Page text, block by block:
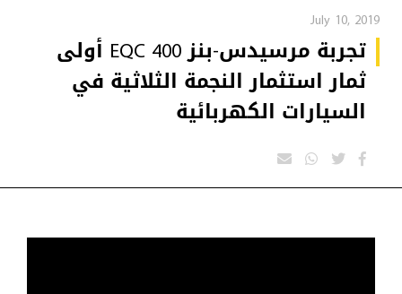
July 10, 2019
تجربة مرسيدس-بنز EQC 400 أولى
ثمار استثمار النجمة الثلاثية في
السيارات الكهربائية